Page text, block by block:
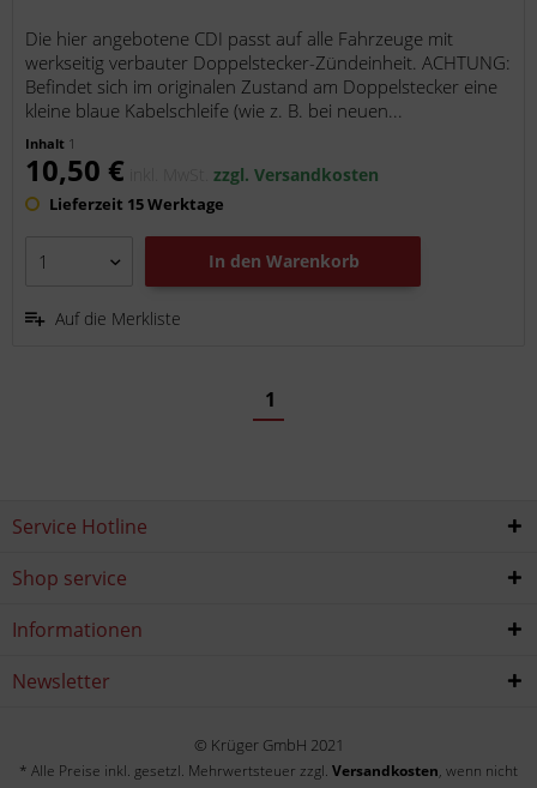
Die hier angebotene CDI passt auf alle Fahrzeuge mit
werkseitig verbauter Doppelstecker-Zündeinheit. ACHTUNG:
Befindet sich im originalen Zustand am Doppelstecker eine
kleine blaue Kabelschleife (wie z. B. bei neuen...
Inhalt 1
10,50 € inkl. MwSt.zzgl. Versandkosten
Lieferzeit 15 Werktage
In den Warenkorb
Auf die Merkliste
1
Service Hotline
Shop service
Informationen
Newsletter
© Krüger GmbH 2021
* Alle Preise inkl. gesetzl. Mehrwertsteuer zzgl. Versandkosten, wenn nicht